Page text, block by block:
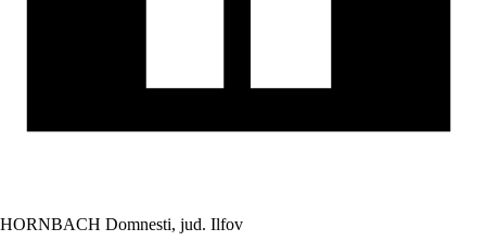
HORNBACH Domnesti, jud. Ilfov